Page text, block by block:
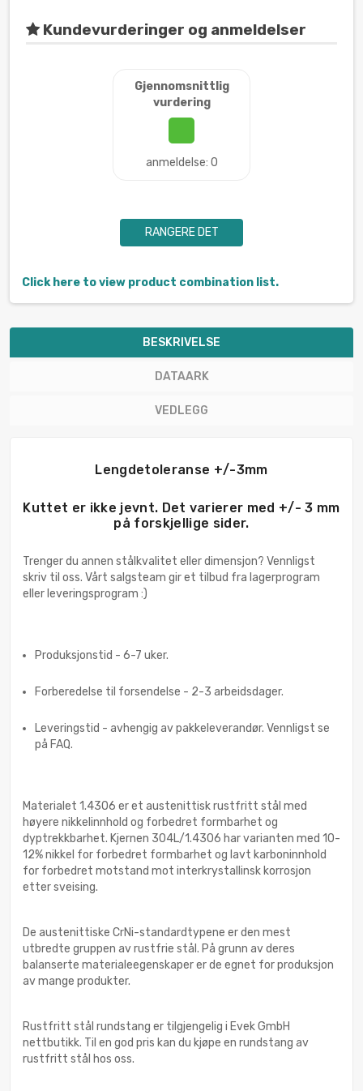
Kundevurderinger og anmeldelser
Gjennomsnittlig
vurdering
anmeldelse: 0
RANGERE DET
Click here to view product combination list.
BESKRIVELSE
DATAARK
VEDLEGG
Lengdetoleranse +/-3mm
Kuttet er ikke jevnt. Det varierer med +/- 3 mm
på forskjellige sider.
Trenger du annen stålkvalitet eller dimensjon? Vennligst
skriv til oss. Vårt salgsteam gir et tilbud fra lagerprogram
eller leveringsprogram :)
Produksjonstid - 6-7 uker.
Forberedelse til forsendelse - 2-3 arbeidsdager.
Leveringstid - avhengig av pakkeleverandør. Vennligst se
på FAQ.
Materialet 1.4306 er et austenittisk rustfritt stål med
høyere nikkelinnhold og forbedret formbarhet og
dyptrekkbarhet. Kjernen 304L/1.4306 har varianten med 10-
12% nikkel for forbedret formbarhet og lavt karboninnhold
for forbedret motstand mot interkrystallinsk korrosjon
etter sveising.
De austenittiske CrNi-standardtypene er den mest
utbredte gruppen av rustfrie stål. På grunn av deres
balanserte materialeegenskaper er de egnet for produksjon
av mange produkter.
Rustfritt stål rundstang er tilgjengelig i Evek GmbH
nettbutikk. Til en god pris kan du kjøpe en rundstang av
rustfritt stål hos oss.